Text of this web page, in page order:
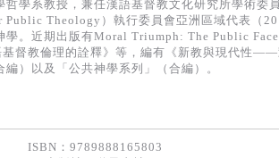
學系教授，兼任漢語基督教文化研究所學術委
Theology）執行委員會亞洲區域代表（
學。近期出版有Moral Triumph: The Public
督教倫理的詮釋》等，編有《新教與現代性——
）以及「公共神學系列」（合編）。
ISBN：9789888165803